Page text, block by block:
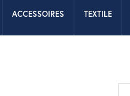
ACCESSOIRES TEXTILE